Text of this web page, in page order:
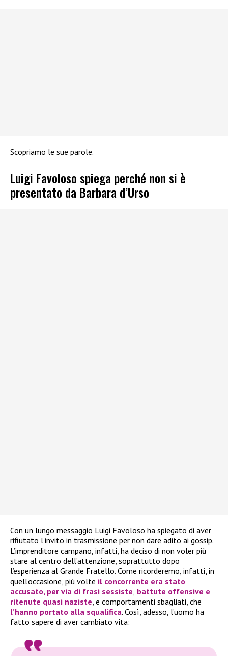
Scopriamo le sue parole.
Luigi Favoloso spiega perché non si è
presentato da Barbara d’Urso
Con un lungo messaggio Luigi Favoloso ha spiegato di aver
rifiutato l’invito in trasmissione per non dare adito ai gossip.
L’imprenditore campano, infatti, ha deciso di non voler più
stare al centro dell’attenzione, soprattutto dopo
l’esperienza al Grande Fratello. Come ricorderemo, infatti, in
quell’occasione, più volte il concorrente era stato
accusato, per via di frasi sessiste battute offensive e
ritenute quasi naziste , e comportamenti sbagliati, che
l’hanno portato alla squalifica. Così, adesso, l’uomo ha
fatto sapere di aver cambiato vita: